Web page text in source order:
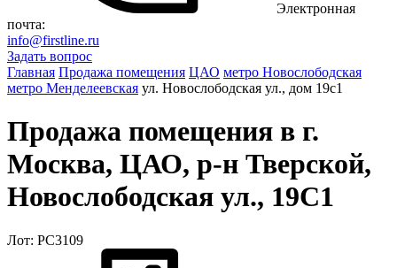
Электронная
почта:
info@firstline.ru
Задать вопрос
Главная Продажа помещения ЦАО метро Новослободская
метро Менделеевская ул. Новослободская ул., дом 19с1
Продажа помещения в г.
Москва, ЦАО, р-н Тверской,
Новослободская ул., 19С1
Лот: РС3109